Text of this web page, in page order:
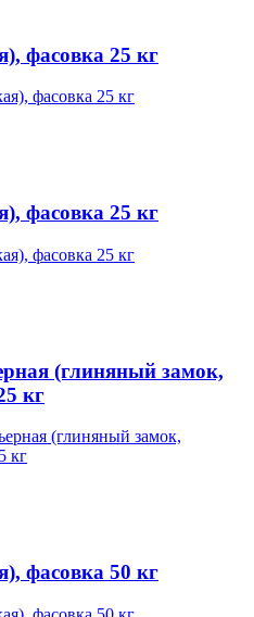
фасовка 25 кг
фасовка 25 кг
(глиняный замок,
кг
фасовка 50 кг